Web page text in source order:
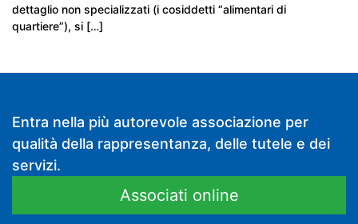
dettaglio non specializzati (i cosiddetti “alimentari di
quartiere”), si […]
Entra nella più autorevole associazione per
qualità della rappresentanza, delle tutele e dei
servizi.
Associati online